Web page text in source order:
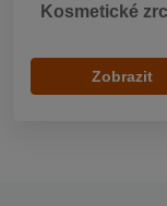
Kosmetické
Zobrazit